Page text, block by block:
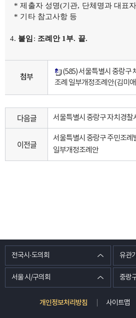
* 제출자 성명(기관, 단체명과 대표
* 기타 참고사항 등
붙임 : 조례안 1 부. 끝.
첨부
(585) 서울특별시 중랑구
조례 일부개정조례안(김미
다음글 서울특별시 중랑구 자치경찰
이전글
서울특별시 중랑구 주민조례
일부개정조례안
전국시·도의회 유관
서울 시/구의회 중랑
개인정보처리방침 사이트맵